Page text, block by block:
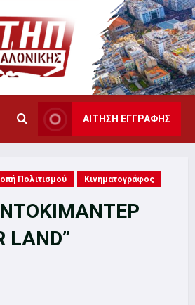
ΑΙΤΗΣΗ ΕΓΓΡΑΦΗΣ
Πολιτισμού Κινηματογράφος
LAND”